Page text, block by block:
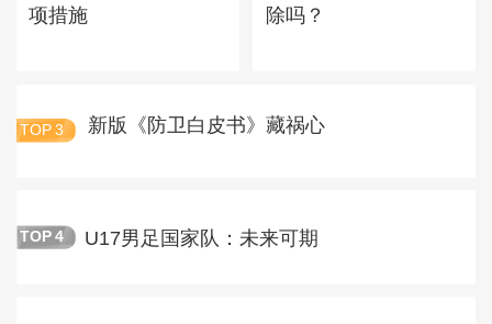
项措施
除吗？
TOP 3 新版《防卫白皮书》藏祸心
TOP 4 U17男足国家队：未来可期